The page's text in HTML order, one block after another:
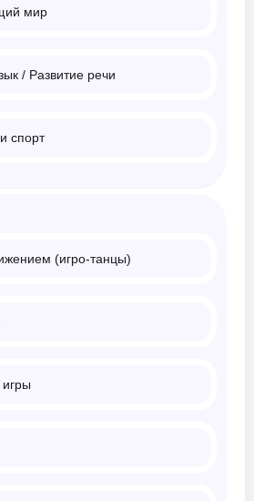
мир
/ Развитие речи
спорт
(игро-танцы)